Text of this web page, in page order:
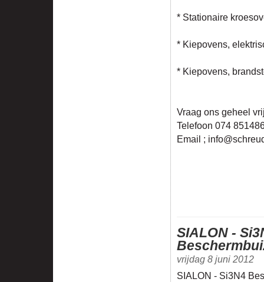
* Stationaire
* Kiepovens,
* Kiepovens,
Vraag ons geheel
Telefoon 074
Email ;
SIALON -
vrijdag 8 juni 2012
SIALON - Si3N4